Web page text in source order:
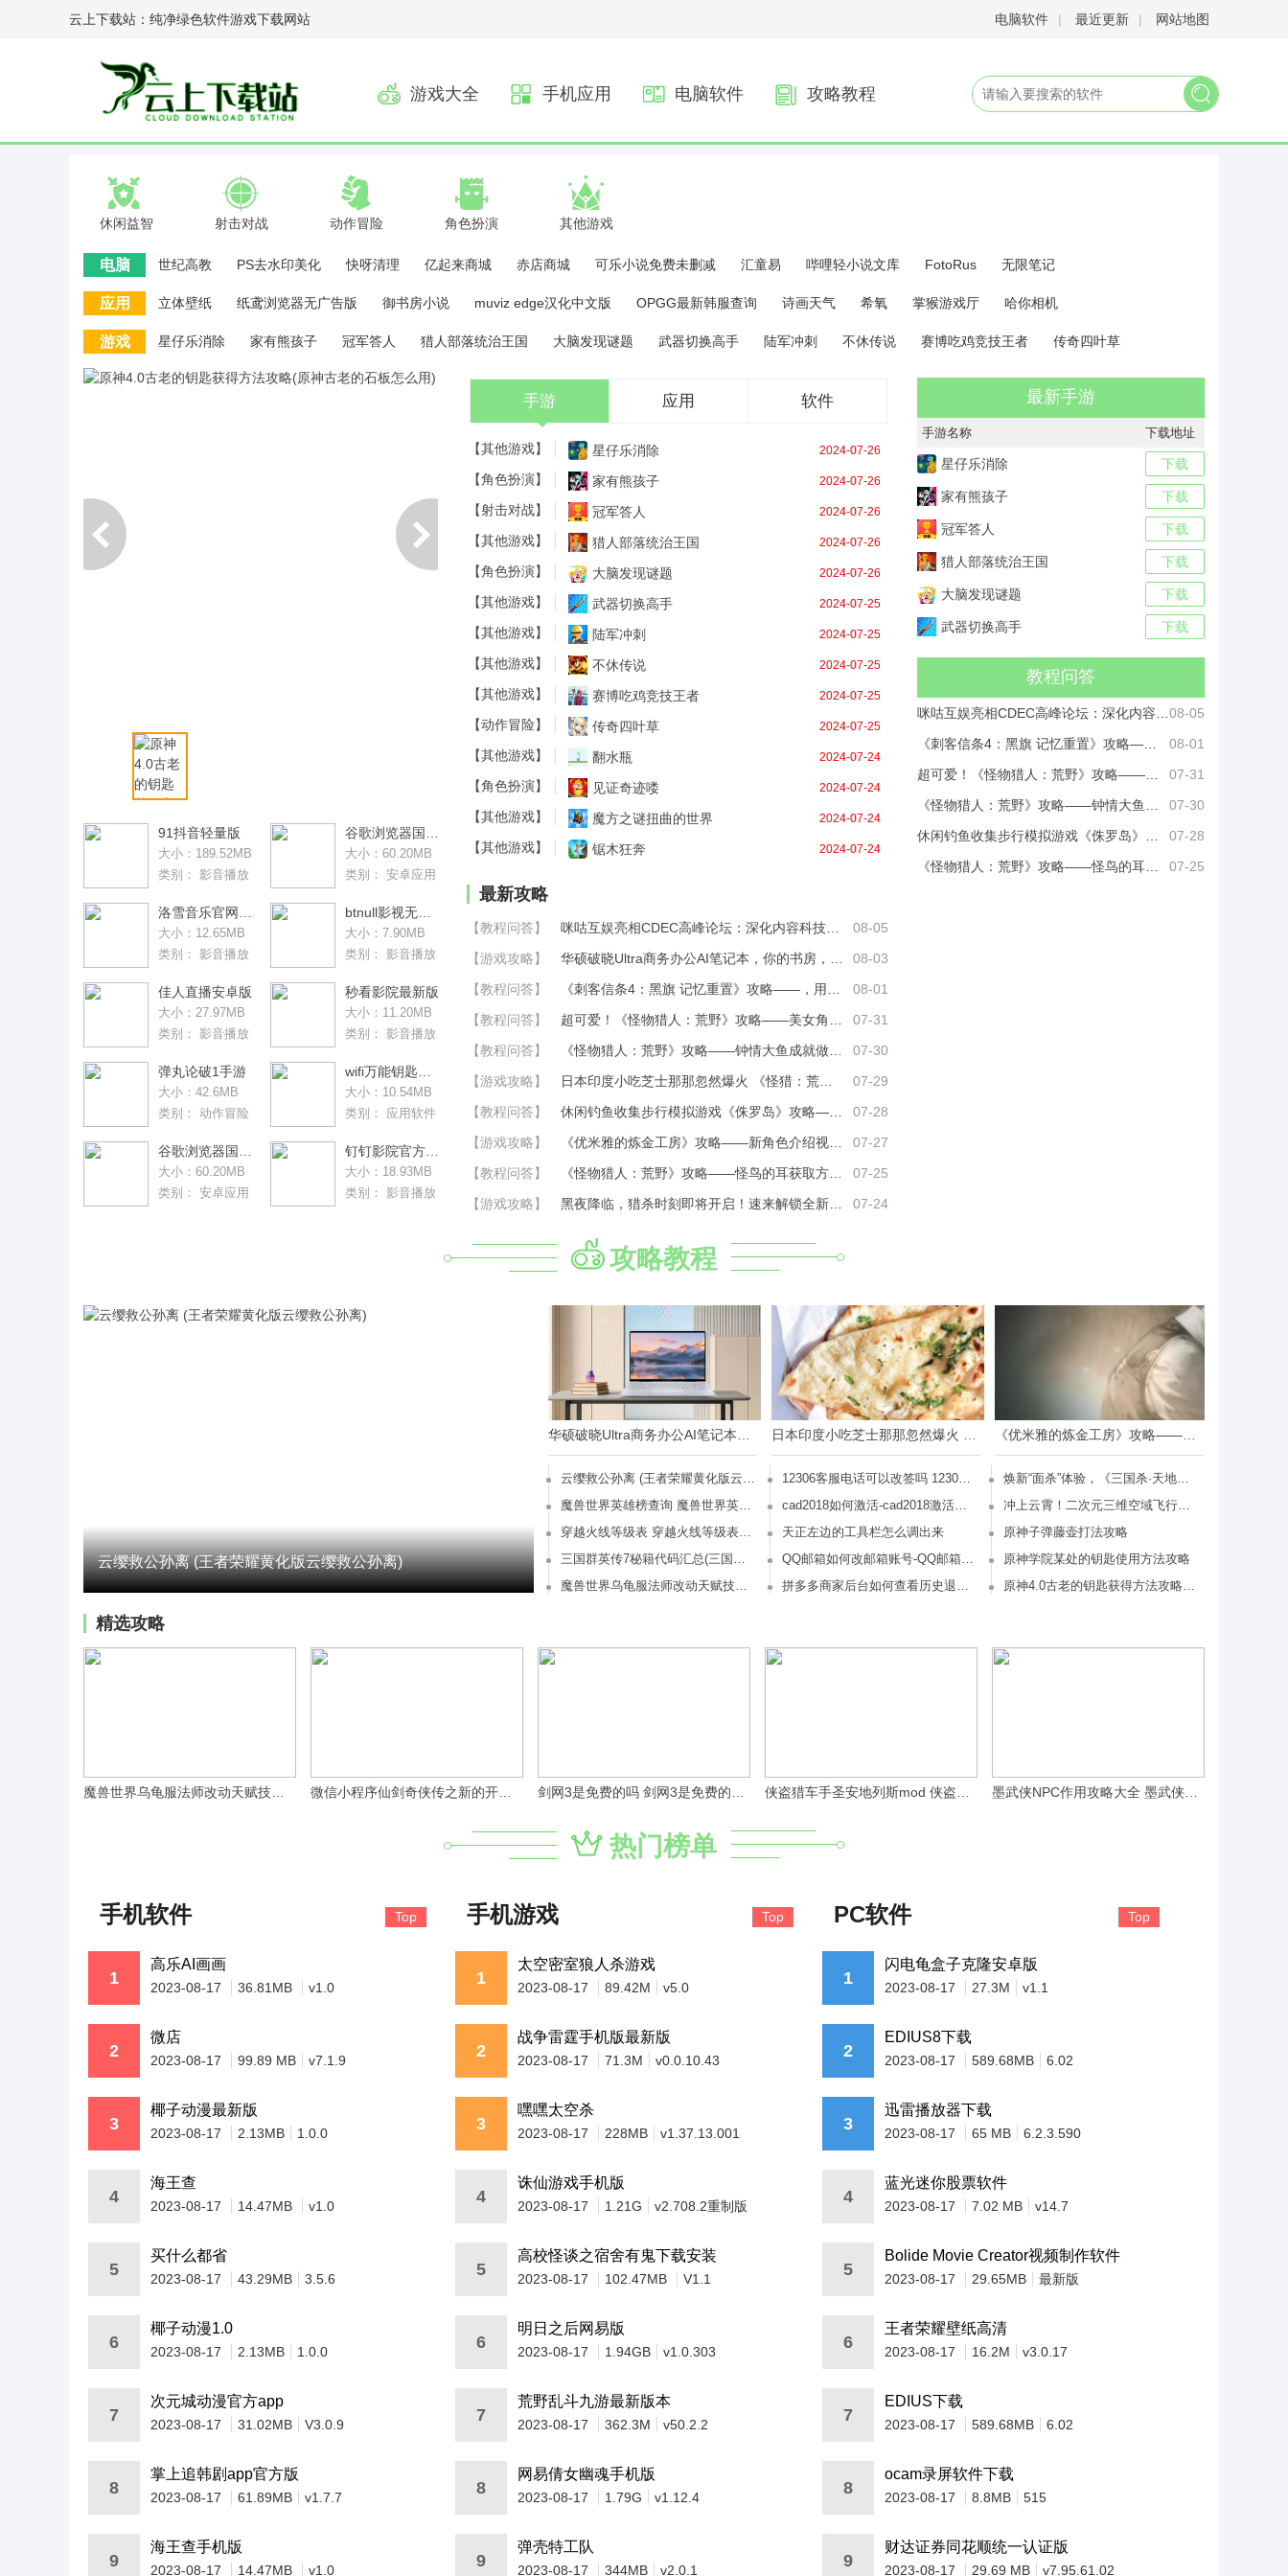
云上下载站：纯净绿色软件游戏下载网站 电脑软件 | 最近更新 | 网站地图
游戏大全 手机应用 电脑软件 攻略教程
休闲益智 射击对战 动作冒险 角色扮演 其他游戏
电脑 世纪高教 PS去水印美化 快呀清理 亿起来商城 赤店商城 可乐小说免费未删减 汇童易 哔哩轻小说文库 FotoRus 无限笔记
应用 立体壁纸 纸鸢浏览器无广告版 御书房小说 muviz edge汉化中文版 OPGG最新韩服查询 诗画天气 希氧 掌猴游戏厅
哈你相机
游戏 星仔乐消除 家有熊孩子 冠军答人 猎人部落统治王国 大脑发现谜题 武器切换高手 陆军冲刺 不休传说 赛博吃鸡竞技王者 传奇四叶草
91抖音轻量版
大小：189.52MB
类别： 影音播放
大小：60.20MB
类别： 安卓应用
大小：12.65MB
类别： 影音播放
大小：7.90MB
类别： 影音播放
佳人直播安卓版
大小：27.97MB
类别： 影音播放
秒看影院最新版
大小：11.20MB
类别： 影音播放
弹丸论破1手游
大小：42.6MB
类别： 动作冒险
大小：10.54MB
类别： 应用软件
大小：60.20MB
类别： 安卓应用
大小：18.93MB
类别： 影音播放
手游 应用 软件
2024-07-26
【其他游戏】 星仔乐消除
2024-07-26
【角色扮演】 家有熊孩子
2024-07-26
【射击对战】 冠军答人
2024-07-26
【其他游戏】 猎人部落统治王国
2024-07-26
【角色扮演】 大脑发现谜题
2024-07-25
【其他游戏】 武器切换高手
2024-07-25
【其他游戏】 陆军冲刺
2024-07-25
【其他游戏】 不休传说
2024-07-25
【其他游戏】 赛博吃鸡竞技王者
2024-07-25
【动作冒险】 传奇四叶草
2024-07-24
【其他游戏】 翻水瓶
2024-07-24
【角色扮演】 见证奇迹喽
2024-07-24
【其他游戏】 魔方之谜扭曲的世界
2024-07-24
【其他游戏】 锯木狂奔
最新攻略
【教程问答】 08-05
咪咕互娱亮相CDEC高峰论坛：深化内容科技融合创新，共建游戏产业价值高地
【游戏攻略】
08-03
华硕破晓Ultra商务办公AI笔记本，你的书房，也是你的私人影院！
【教程问答】
08-01
《刺客信条4：黑旗 记忆重置》攻略——，用ROG枪神10超竞版开启海盗之旅！
【教程问答】
07-31
超可爱！《怪物猎人：荒野》攻略——美女角色捏脸数据分享
【教程问答】
07-30
《怪物猎人：荒野》攻略——钟情大鱼成就做法介绍
【游戏攻略】
07-29
日本印度小吃芝士那那忽然爆火 《怪猎：荒野》攻略——美食场景带火
【教程问答】
07-28
休闲钓鱼收集步行模拟游戏《侏罗岛》攻略—— 现已开启限免活动
【游戏攻略】
07-27
《优米雅的炼金工房》攻略——新角色介绍视频：维克多
【教程问答】
07-25
《怪物猎人：荒野》攻略——怪鸟的耳获取方法介绍
【游戏攻略】
07-24
黑夜降临，猎杀时刻即将开启！速来解锁全新时装
最新手游
手游名称 下载地址
下载
星仔乐消除
下载
家有熊孩子
下载
冠军答人
下载
猎人部落统治王国
下载
大脑发现谜题
下载
武器切换高手
教程问答
08-05
咪咕互娱亮相CDEC高峰论坛：深化内容科技融合创新，共建游戏产业价值高地
08-01
《刺客信条4：黑旗 记忆重置》攻略——，用ROG枪神10超竞版开启海盗之旅！
07-31
超可爱！《怪物猎人：荒野》攻略——美女角色捏脸数据分享
07-30
《怪物猎人：荒野》攻略——钟情大鱼成就做法介绍
07-28
休闲钓鱼收集步行模拟游戏《侏罗岛》攻略—— 现已开启限免活动
07-25
《怪物猎人：荒野》攻略——怪鸟的耳获取方法介绍
攻略教程
云缨救公孙离 (王者荣耀黄化版云缨救公孙离)
云缨救公孙离 (王者荣耀黄化版云缨救公孙离)
魔兽世界英雄榜查询 魔兽世界英雄榜查询器
穿越火线等级表 穿越火线等级表图最新
三国群英传7秘籍代码汇总(三国群英传7秘籍指令大全)
魔兽世界乌龟服法师改动天赋技能一览 魔兽世界乌龟服法师桌子怎么获得
12306客服电话可以改签吗 12306客服能改签吗
cad2018如何激活-cad2018激活教程
天正左边的工具栏怎么调出来
QQ邮箱如何改邮箱账号-QQ邮箱改邮箱账号的方法
拼多多商家后台如何查看历史退款-拼多多商家后台查看历史退款的方法
焕新“面杀”体验，《三国杀·天地人》8.17开售！
冲上云霄！二次元三维空域飞行射击手游斯露德今日正式公测
原神子弹藤壶打法攻略
原神学院某处的钥匙使用方法攻略
原神4.0古老的钥匙获得方法攻略(原神古老的石板怎么用)
精选攻略
热门榜单
手机软件 Top
高乐AI画画
2023-08-17 36.81MB v1.0
1
微店
2023-08-17 99.89 MB v7.1.9
2
椰子动漫最新版
2023-08-17 2.13MB 1.0.0
3
海王查
2023-08-17 14.47MB v1.0
4
买什么都省
2023-08-17 43.29MB 3.5.6
5
椰子动漫1.0
2023-08-17 2.13MB 1.0.0
6
次元城动漫官方app
2023-08-17 31.02MB V3.0.9
7
掌上追韩剧app官方版
2023-08-17 61.89MB v1.7.7
8
海王查手机版
2023-08-17 14.47MB v1.0
9
手机游戏 Top
太空密室狼人杀游戏
2023-08-17 89.42M v5.0
1
战争雷霆手机版最新版
2023-08-17 71.3M v0.0.10.43
2
嘿嘿太空杀
2023-08-17 228MB v1.37.13.001
3
诛仙游戏手机版
2023-08-17 1.21G v2.708.2重制版
4
高校怪谈之宿舍有鬼下载安装
2023-08-17 102.47MB V1.1
5
明日之后网易版
2023-08-17 1.94GB v1.0.303
6
荒野乱斗九游最新版本
2023-08-17 362.3M v50.2.2
7
网易倩女幽魂手机版
2023-08-17 1.79G v1.12.4
8
弹壳特工队
2023-08-17 344MB v2.0.1
9
PC软件 Top
闪电龟盒子克隆安卓版
2023-08-17 27.3M v1.1
1
EDIUS8下载
2023-08-17 589.68MB 6.02
2
迅雷播放器下载
2023-08-17 65 MB 6.2.3.590
3
蓝光迷你股票软件
2023-08-17 7.02 MB v14.7
4
Bolide Movie Creator视频制作软件
2023-08-17 29.65MB 最新版
5
王者荣耀壁纸高清
2023-08-17 16.2M v3.0.17
6
EDIUS下载
2023-08-17 589.68MB 6.02
7
ocam录屏软件下载
2023-08-17 8.8MB 515
8
财达证券同花顺统一认证版
2023-08-17 29.69 MB v7.95.61.02
9